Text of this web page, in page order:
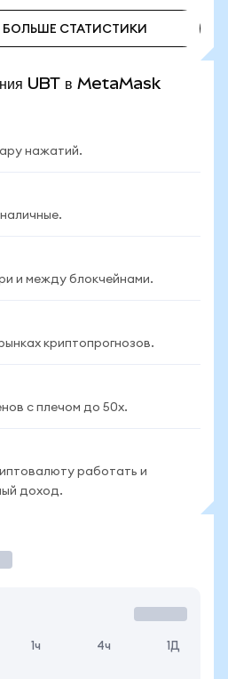
СТАТИСТИКИ
UBT в MetaMask
нажатий.
и между блокчейнами.
криптопрогнозов.
с плечом до 50x.
работать и
доход.
1ч 4ч 1Д